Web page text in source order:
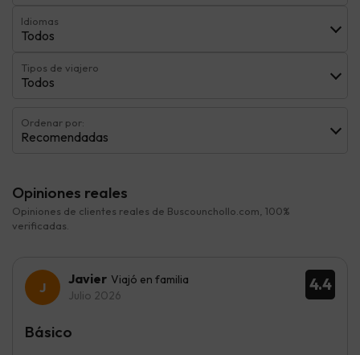
Idiomas
Todos
Tipos de viajero
Todos
Ordenar por:
Recomendadas
Opiniones reales
Opiniones de clientes reales de Buscounchollo.com, 100%
verificadas.
4.4
Javier Viajó en familia
Julio 2026
Básico